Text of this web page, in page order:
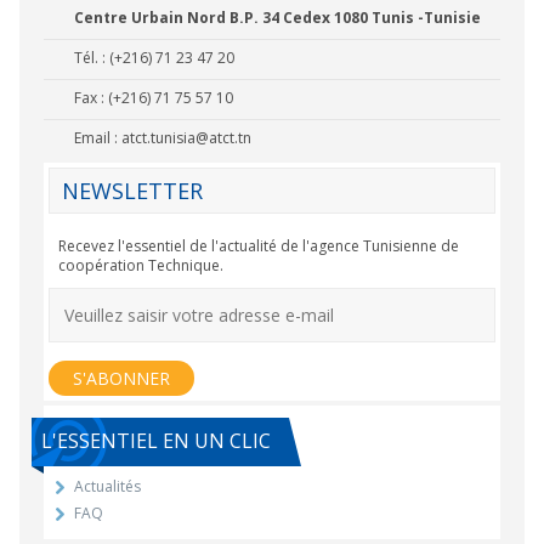
Centre Urbain Nord B.P. 34 Cedex 1080 Tunis -Tunisie
Tél. : (+216) 71 23 47 20
Fax : (+216) 71 75 57 10
Email : atct.tunisia@atct.tn
NEWSLETTER
Recevez l'essentiel de l'actualité de l'agence Tunisienne de
coopération Technique.
L'ESSENTIEL EN UN CLIC
Actualités
FAQ